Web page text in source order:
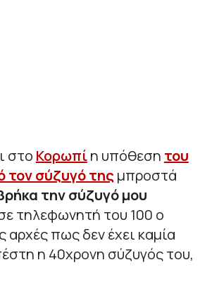
στο Κορωπίη υπόθεση του
τον σύζυγό τηςμπροστά
την σύζυγό μου
τηλεφωνητή του 100 ο
πως δεν έχει καμία
η 40χρονη σύζυγός του,